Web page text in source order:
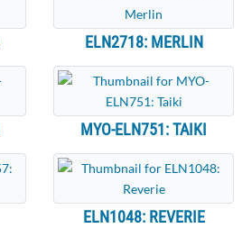
ELN2718: MERLIN
MYO-ELN751: TAIKI
ELN1048: REVERIE